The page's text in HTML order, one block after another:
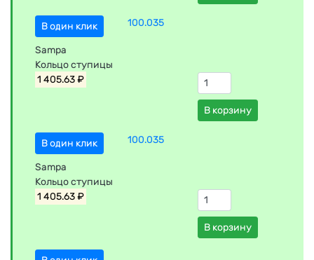
В один клик 100.035
Sampa
Кольцо ступицы
1 405.63 ₽
В корзину
В один клик 100.035
Sampa
Кольцо ступицы
1 405.63 ₽
В корзину